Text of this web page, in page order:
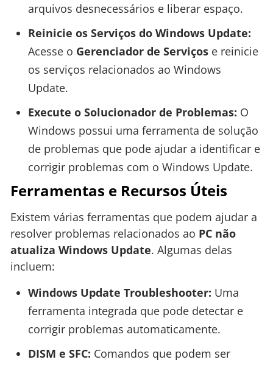
arquivos desnecessários e liberar espaço.
Reinicie os Serviços do Windows Update:
Acesse o Gerenciador de Serviçose reinicie
os serviços relacionados ao Windows
Update.
Execute o Solucionador de Problemas: O
Windows possui uma ferramenta de solução
de problemas que pode ajudar a identificar e
corrigir problemas com o Windows Update.
Ferramentas e Recursos Úteis
Existem várias ferramentas que podem ajudar a
resolver problemas relacionados ao PC não
atualiza Windows Update. Algumas delas
incluem:
Windows Update Troubleshooter: Uma
ferramenta integrada que pode detectar e
corrigir problemas automaticamente.
DISM e SFC: Comandos que podem ser